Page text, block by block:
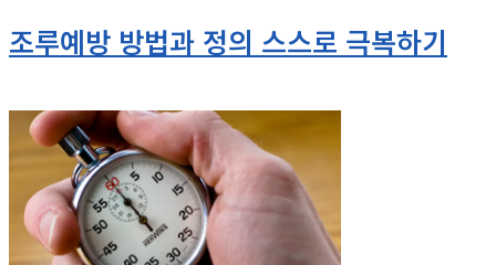
조루예방 방법과 정의 스스로 극복하기